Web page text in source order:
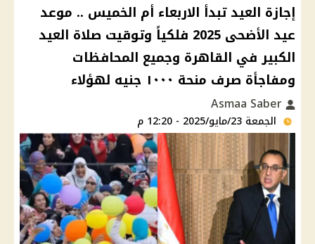
إجازة العيد تبدأ اﻻربعاء أم الخميس .. موعد
عيد الأضحى 2025 فلكياً وتوقيت صلاة العيد
الكبير في القاهرة وجميع المحافظات
ومفاجأة صرف منحة ١٠٠٠ جنيه لهؤﻻء
الجمعة 23/مايو/2025 - 12:20 م